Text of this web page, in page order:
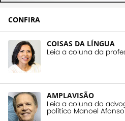
CONFIRA
COISAS DA LÍNGUA
Leia a coluna da
AMPLAVISÃO
Leia a coluna do
político Manoel Afonso